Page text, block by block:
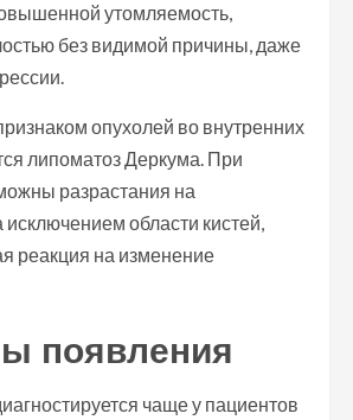
утомляемость,
без видимой причины, даже
опухолей во внутренних
липоматоз Деркума. При
разрастания на
исключением области кистей,
реакция на изменение
появления
чаще у пациентов